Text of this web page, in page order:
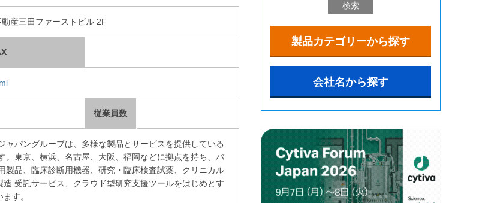
産三田ファーストビル 2F
従業員数
パングループは、多様な製品とサービスを提供している
。東京、横浜、名古屋、大阪、福岡などに拠点を持ち、バ
製品、臨床診断用機器、研究・臨床検査試薬、クリニカル
受託サービス、クラウド型研究支援ツールをはじめとす
す。
検索
製品カテゴリーから探す
会社名から探す